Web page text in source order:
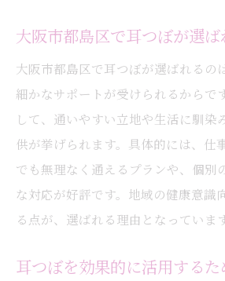
大阪市都島区で耳つぼが選
大阪市都島区で耳つぼが選ばれるの
細かなサポートが受けられるからで
して、通いやすい立地や生活に馴染
供が挙げられます。具体的には、仕
でも無理なく通えるプランや、個別
な対応が好評です。地域の健康意識
る点が、選ばれる理由となっています
耳つぼを効果的に活用するた